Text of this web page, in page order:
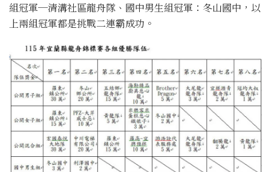
組冠軍─清溝社區龍舟隊、國中男生組冠軍：冬山國中，以
上兩組冠軍都是挑戰二連霸成功。